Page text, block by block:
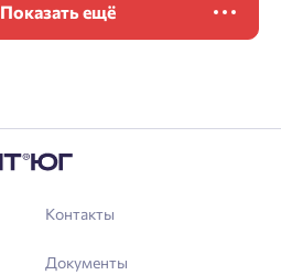
Показать ещё
Контакты
Документы